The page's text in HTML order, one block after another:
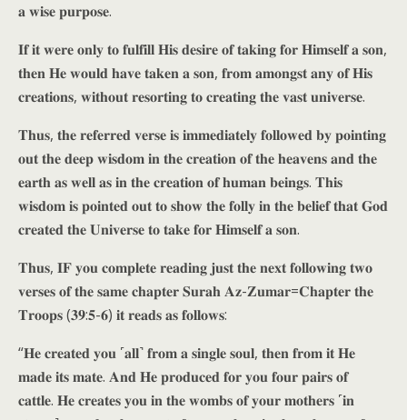
𝐚 𝐰𝐢𝐬𝐞 𝐩𝐮𝐫𝐩𝐨𝐬𝐞.
𝐈𝐟 𝐢𝐭 𝐰𝐞𝐫𝐞 𝐨𝐧𝐥𝐲 𝐭𝐨 𝐟𝐮𝐥𝐟𝐢𝐥𝐥 𝐇𝐢𝐬 𝐝𝐞𝐬𝐢𝐫𝐞 𝐨𝐟 𝐭𝐚𝐤𝐢𝐧𝐠 𝐟𝐨𝐫 𝐇𝐢𝐦𝐬𝐞𝐥𝐟 𝐚 𝐬𝐨𝐧,
𝐭𝐡𝐞𝐧 𝐇𝐞 𝐰𝐨𝐮𝐥𝐝 𝐡𝐚𝐯𝐞 𝐭𝐚𝐤𝐞𝐧 𝐚 𝐬𝐨𝐧, 𝐟𝐫𝐨𝐦 𝐚𝐦𝐨𝐧𝐠𝐬𝐭 𝐚𝐧𝐲 𝐨𝐟 𝐇𝐢𝐬
𝐜𝐫𝐞𝐚𝐭𝐢𝐨𝐧𝐬, 𝐰𝐢𝐭𝐡𝐨𝐮𝐭 𝐫𝐞𝐬𝐨𝐫𝐭𝐢𝐧𝐠 𝐭𝐨 𝐜𝐫𝐞𝐚𝐭𝐢𝐧𝐠 𝐭𝐡𝐞 𝐯𝐚𝐬𝐭 𝐮𝐧𝐢𝐯𝐞𝐫𝐬𝐞.
𝐓𝐡𝐮𝐬, 𝐭𝐡𝐞 𝐫𝐞𝐟𝐞𝐫𝐫𝐞𝐝 𝐯𝐞𝐫𝐬𝐞 𝐢𝐬 𝐢𝐦𝐦𝐞𝐝𝐢𝐚𝐭𝐞𝐥𝐲 𝐟𝐨𝐥𝐥𝐨𝐰𝐞𝐝 𝐛𝐲 𝐩𝐨𝐢𝐧𝐭𝐢𝐧𝐠
𝐨𝐮𝐭 𝐭𝐡𝐞 𝐝𝐞𝐞𝐩 𝐰𝐢𝐬𝐝𝐨𝐦 𝐢𝐧 𝐭𝐡𝐞 𝐜𝐫𝐞𝐚𝐭𝐢𝐨𝐧 𝐨𝐟 𝐭𝐡𝐞 𝐡𝐞𝐚𝐯𝐞𝐧𝐬 𝐚𝐧𝐝 𝐭𝐡𝐞
𝐞𝐚𝐫𝐭𝐡 𝐚𝐬 𝐰𝐞𝐥𝐥 𝐚𝐬 𝐢𝐧 𝐭𝐡𝐞 𝐜𝐫𝐞𝐚𝐭𝐢𝐨𝐧 𝐨𝐟 𝐡𝐮𝐦𝐚𝐧 𝐛𝐞𝐢𝐧𝐠𝐬. 𝐓𝐡𝐢𝐬
𝐰𝐢𝐬𝐝𝐨𝐦 𝐢𝐬 𝐩𝐨𝐢𝐧𝐭𝐞𝐝 𝐨𝐮𝐭 𝐭𝐨 𝐬𝐡𝐨𝐰 𝐭𝐡𝐞 𝐟𝐨𝐥𝐥𝐲 𝐢𝐧 𝐭𝐡𝐞 𝐛𝐞𝐥𝐢𝐞𝐟 𝐭𝐡𝐚𝐭 𝐆𝐨𝐝
𝐜𝐫𝐞𝐚𝐭𝐞𝐝 𝐭𝐡𝐞 𝐔𝐧𝐢𝐯𝐞𝐫𝐬𝐞 𝐭𝐨 𝐭𝐚𝐤𝐞 𝐟𝐨𝐫 𝐇𝐢𝐦𝐬𝐞𝐥𝐟 𝐚 𝐬𝐨𝐧.
𝐓𝐡𝐮𝐬, 𝐈𝐅 𝐲𝐨𝐮 𝐜𝐨𝐦𝐩𝐥𝐞𝐭𝐞 𝐫𝐞𝐚𝐝𝐢𝐧𝐠 𝐣𝐮𝐬𝐭 𝐭𝐡𝐞 𝐧𝐞𝐱𝐭 𝐟𝐨𝐥𝐥𝐨𝐰𝐢𝐧𝐠 𝐭𝐰𝐨
𝐯𝐞𝐫𝐬𝐞𝐬 𝐨𝐟 𝐭𝐡𝐞 𝐬𝐚𝐦𝐞 𝐜𝐡𝐚𝐩𝐭𝐞𝐫 𝐒𝐮𝐫𝐚𝐡 𝐀𝐳-𝐙𝐮𝐦𝐚𝐫=𝐂𝐡𝐚𝐩𝐭𝐞𝐫 𝐭𝐡𝐞
𝐓𝐫𝐨𝐨𝐩𝐬 (𝟑𝟗:𝟓-𝟔) 𝐢𝐭 𝐫𝐞𝐚𝐝𝐬 𝐚𝐬 𝐟𝐨𝐥𝐥𝐨𝐰𝐬:
“𝐇𝐞 𝐜𝐫𝐞𝐚𝐭𝐞𝐝 𝐲𝐨𝐮 ˹𝐚𝐥𝐥˺ 𝐟𝐫𝐨𝐦 𝐚 𝐬𝐢𝐧𝐠𝐥𝐞 𝐬𝐨𝐮𝐥, 𝐭𝐡𝐞𝐧 𝐟𝐫𝐨𝐦 𝐢𝐭 𝐇𝐞
𝐦𝐚𝐝𝐞 𝐢𝐭𝐬 𝐦𝐚𝐭𝐞. 𝐀𝐧𝐝 𝐇𝐞 𝐩𝐫𝐨𝐝𝐮𝐜𝐞𝐝 𝐟𝐨𝐫 𝐲𝐨𝐮 𝐟𝐨𝐮𝐫 𝐩𝐚𝐢𝐫𝐬 𝐨𝐟
𝐜𝐚𝐭𝐭𝐥𝐞. 𝐇𝐞 𝐜𝐫𝐞𝐚𝐭𝐞𝐬 𝐲𝐨𝐮 𝐢𝐧 𝐭𝐡𝐞 𝐰𝐨𝐦𝐛𝐬 𝐨𝐟 𝐲𝐨𝐮𝐫 𝐦𝐨𝐭𝐡𝐞𝐫𝐬 ˹𝐢𝐧